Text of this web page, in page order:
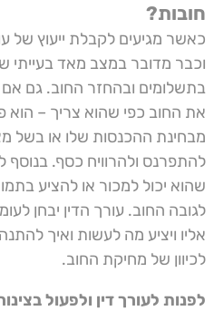
חובות?
כאשר מגיעים לקבלת ייעוץ של
וכבר מדובר במצב מאד בעייתי
בתשלומים ובהחזר החוב. גם אם
את החוב כפי שהוא צריך – הוא
מבחינת ההכנסות שלו או בשל
להתפרנס ולהרוויח כסף. בנוסף
שהוא יכול למכור או להציע
לגובה החוב. עורך הדין יבחן
אליו ויציע מה לעשות ואיך
לכיוון של מחיקת החוב.
לפנות לעורך דין ולפעול